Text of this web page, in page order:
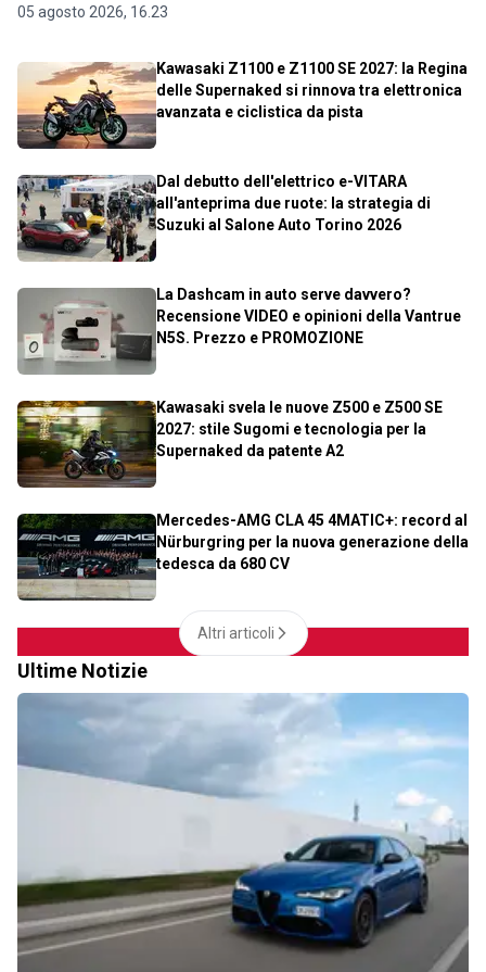
05 agosto 2026, 16.23
Kawasaki Z1100 e Z1100 SE 2027: la Regina
delle Supernaked si rinnova tra elettronica
avanzata e ciclistica da pista
Dal debutto dell'elettrico e-VITARA
all'anteprima due ruote: la strategia di
Suzuki al Salone Auto Torino 2026
La Dashcam in auto serve davvero?
Recensione VIDEO e opinioni della Vantrue
N5S. Prezzo e PROMOZIONE
Kawasaki svela le nuove Z500 e Z500 SE
2027: stile Sugomi e tecnologia per la
Supernaked da patente A2
Mercedes-AMG CLA 45 4MATIC+: record al
Nürburgring per la nuova generazione della
tedesca da 680 CV
Altri articoli
Ultime Notizie